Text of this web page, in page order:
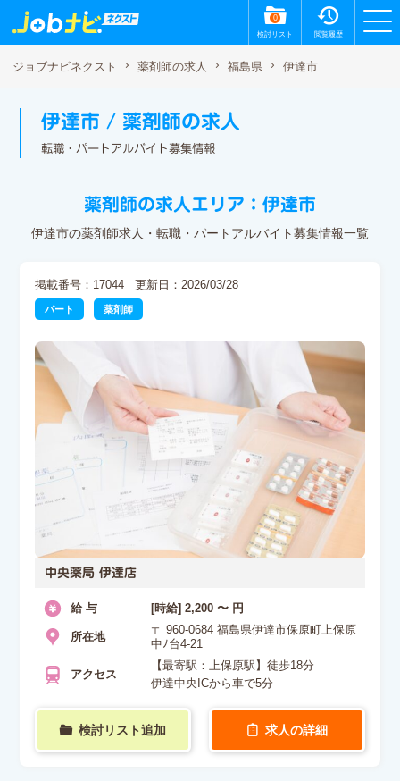
0
検討リスト 閲覧履歴
ジョブナビネクスト 薬剤師の求人 福島県 伊達市
伊達市 / 薬剤師の求人
転職・パートアルバイト募集情報
薬剤師の求人エリア：伊達市
伊達市の薬剤師求人・転職・パートアルバイト募集情報一覧
掲載番号：17044 更新日：2026/03/28
パート 薬剤師
中央薬局 伊達店
給 与 [時給] 2,200 〜 円
所在地
〒 960-0684 福島県伊達市保原町上保原
中ﾉ台4-21
アクセス
【最寄駅：上保原駅】徒歩18分
伊達中央ICから車で5分
検討リスト追加 求人の詳細